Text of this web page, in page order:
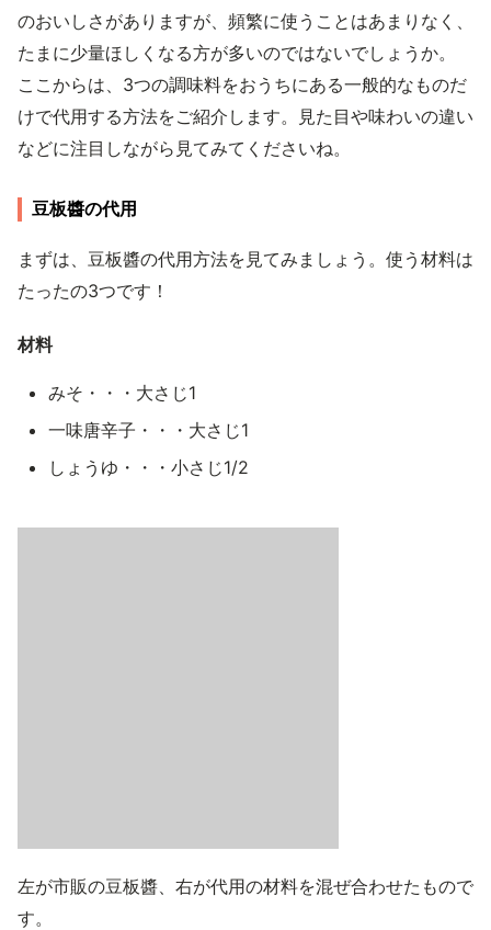
のおいしさがありますが、頻繁に使うことはあまりなく、
たまに少量ほしくなる方が多いのではないでしょうか。
ここからは、3つの調味料をおうちにある一般的なものだ
けで代用する方法をご紹介します。見た目や味わいの違い
などに注目しながら見てみてくださいね。
豆板醬の代用
まずは、豆板醬の代用方法を見てみましょう。使う材料は
たったの3つです！
材料
みそ・・・大さじ1
一味唐辛子・・・大さじ1
しょうゆ・・・小さじ1/2
左が市販の豆板醬、右が代用の材料を混ぜ合わせたもので
す。